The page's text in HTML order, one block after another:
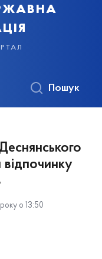
Пошук
о 13:50